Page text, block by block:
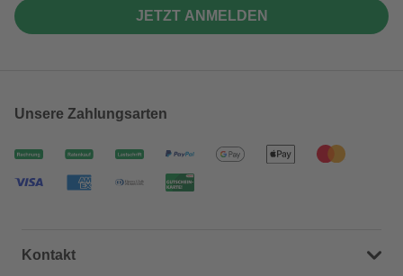
JETZT ANMELDEN
Unsere Zahlungsarten
Kontakt